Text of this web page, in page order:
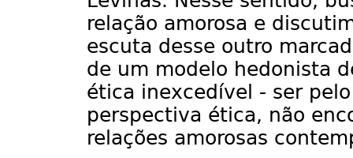
relação amorosa e
escuta desse outro
de um modelo hedonista
ética inexcedível - ser
perspectiva ética, não
relações amorosas